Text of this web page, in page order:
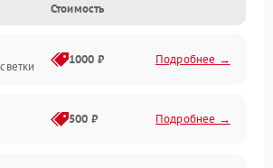
Стоимость
1000 ₽ Подробнее →
500 ₽ Подробнее →